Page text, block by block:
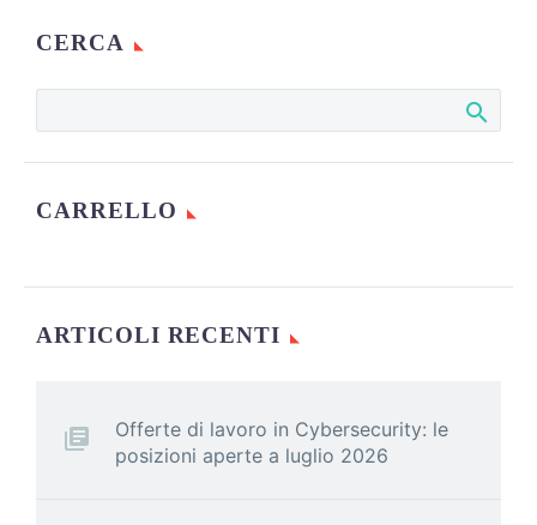
CERCA
CARRELLO
ARTICOLI RECENTI
Offerte di lavoro in Cybersecurity: le
posizioni aperte a luglio 2026